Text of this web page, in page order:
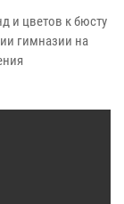
и цветов к бюсту
гимназии на